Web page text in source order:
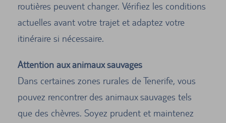
routières peuvent changer. Vérifiez les conditions
actuelles avant votre trajet et adaptez votre
itinéraire si nécessaire.
Attention aux animaux sauvages
Dans certaines zones rurales de Tenerife, vous
pouvez rencontrer des animaux sauvages tels
que des chèvres. Soyez prudent et maintenez